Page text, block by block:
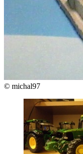
© michal97